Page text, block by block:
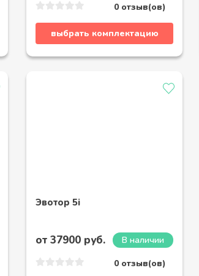
0 отзыв(ов)
выбрать комплектацию
Эвотор 5i
от 37900 руб.
В наличии
0 отзыв(ов)